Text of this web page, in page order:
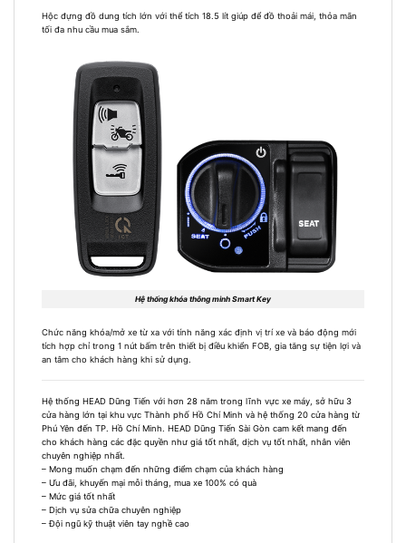
Hộc đựng đồ dung tích lớn với thể tích 18.5 lít giúp để đồ thoải mái, thỏa mãn
tối đa nhu cầu mua sắm.
Hệ thống khóa thông minh Smart Key
Chức năng khóa/mở xe từ xa với tính năng xác định vị trí xe và báo động mới
tích hợp chỉ trong 1 nút bấm trên thiết bị điều khiển FOB, gia tăng sự tiện lợi và
an tâm cho khách hàng khi sử dụng.
Hệ thống HEAD Dũng Tiến với hơn 28 năm trong lĩnh vực xe máy, sở hữu 3
cửa hàng lớn tại khu vực Thành phố Hồ Chí Minh và hệ thống 20 cửa hàng từ
Phú Yên đến TP. Hồ Chí Minh. HEAD Dũng Tiến Sài Gòn cam kết mang đến
cho khách hàng các đặc quyền như giá tốt nhất, dịch vụ tốt nhất, nhân viên
chuyên nghiệp nhất.
– Mong muốn chạm đến những điểm chạm của khách hàng
– Ưu đãi, khuyến mại mỗi tháng, mua xe 100% có quà
– Mức giá tốt nhất
– Dịch vụ sửa chữa chuyên nghiệp
– Đội ngũ kỹ thuật viên tay nghề cao